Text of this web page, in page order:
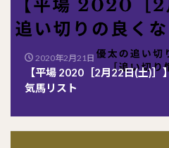
2020年2月21日
【平場 2020［2月22日(土)］
気馬リスト